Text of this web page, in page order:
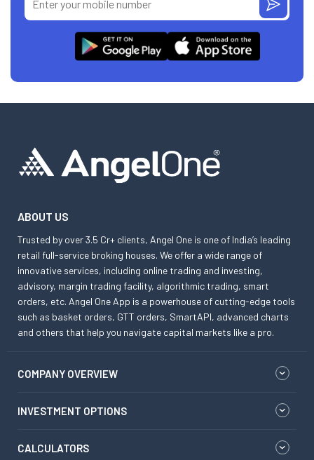
ABOUT US
Trusted by over 3.5 Cr+ clients, Angel One is one of India’s leading
retail full-service broking houses. We offer a wide range of
innovative services, including online trading and investing,
advisory, margin trading facility, algorithmic trading, smart
orders, etc. Angel One App is a powerhouse of cutting-edge tools
such as basket orders, GTT orders, SmartAPI, advanced charts
and others that help you navigate capital markets like a pro.
COMPANY OVERVIEW
INVESTMENT OPTIONS
CALCULATORS